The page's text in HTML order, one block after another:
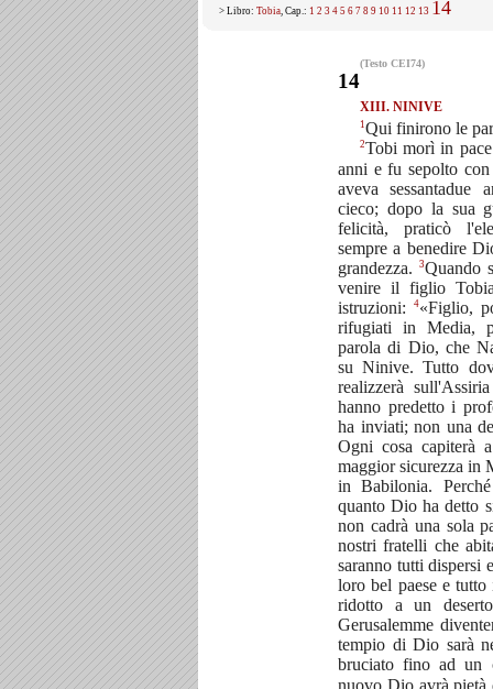
> Libro: Tobia, Cap.: 1 2 3 4 5 6 7 8 9 10 11 12 13 14
(Testo CEI74)
14
XIII. NINIVE
1Qui finirono le
2Tobi morì in
anni e fu sepolto
aveva sessantadue
cieco; dopo la sua
felicità, praticò
sempre a benedire
grandezza.
3Quando
venire il figlio
istruzioni:
4«Figlio,
rifugiati in Media,
parola di Dio, che
su Ninive. Tutto
realizzerà
hanno predetto i
ha inviati; non una
Ogni cosa capiterà
maggior sicurezza in
in Babilonia.
quanto Dio ha detto
non cadrà una sola
nostri fratelli che
saranno tutti dispersi
loro bel paese e tutto
ridotto a un
Gerusalemme
tempio di Dio sarà
bruciato fino ad un
nuovo Dio avrà